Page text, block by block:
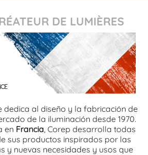
DE LUMIÈRES
dedica al diseño y la fabricación de
de la iluminación desde 1970.
en Francia , Corep desarrolla todas
sus productos inspirados por las
y nuevas necesidades y usos que